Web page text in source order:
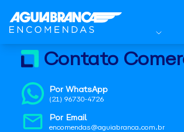
Contato
Por WhatsApp
(21) 96730-4726
Por Email
encomendas@aguiabranca.com.br